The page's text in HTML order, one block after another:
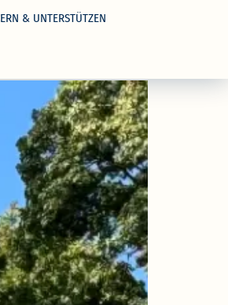
& UNTERSTÜTZEN